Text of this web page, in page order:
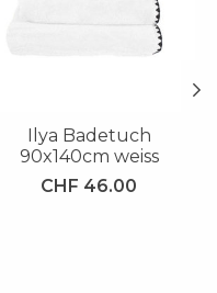
Ilya Badetuch
90x140cm weiss
CHF 46.00